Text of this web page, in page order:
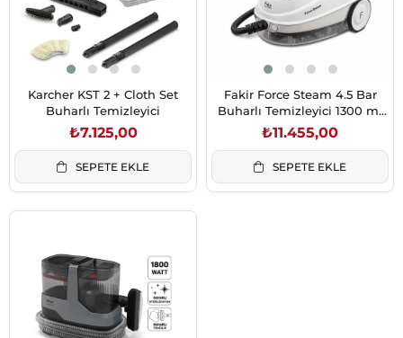
Karcher KST 2 + Cloth Set
Buharlı Temizleyici
₺7.125,00
SEPETE EKLE
Fakir Force Steam 4.5 Bar
Buharlı Temizleyici 1300 ml
Tanklı
₺11.455,00
SEPETE EKLE